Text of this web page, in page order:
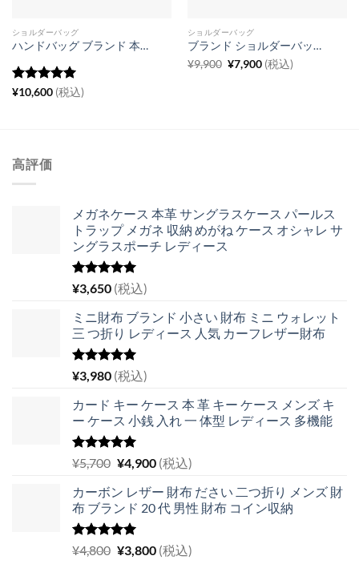
ショルダーバッグ
ハンドバッグ ブランド 本革 2way ショルダー バッグ レディース 30代 40代 斜めがけ 高級 バッグ
5段階中5の
¥10,600(税込)
ショルダーバッグ
ブランド ショルダーバッグ 韓国 キルティング チェーン バッグ 女性 バッグ 人気 30 代 牛革
¥9,900 元
¥7,900現
在
(税込)
高評価
メガネケース 本革 サングラスケース パールス
トラップ メガネ 収納 めがね ケース オシャレ サ
ングラスポーチ レディース
5段階中
5.00
の評価
¥3,650 (税込)
ミニ財布 ブランド 小さい 財布 ミニ ウォレット
三 つ折り レディース 人気 カーフレザー財布
5段階中
5.00
の評価
¥3,980 (税込)
カード キー ケース 本 革 キー ケース メンズ キ
ー ケース 小銭 入れ 一 体型 レディース 多機能
5段階中
5.00
の評価
¥5,700 元
価
格
は
¥5,700
¥4,900現
の
価
は
(税込)
カーボン レザー 財布 ださい 二つ折り メンズ 財
布 ブランド 20 代 男性 財布 コイン収納
5段階中
5.00
の評価
¥4,800 元
¥3,800現
(税込)